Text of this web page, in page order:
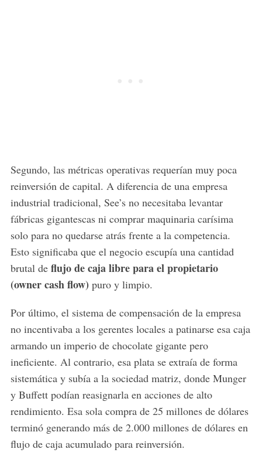
Segundo, las métricas operativas requerían muy poca
reinversión de capital. A diferencia de una empresa
industrial tradicional, See’s no necesitaba levantar
fábricas gigantescas ni comprar maquinaria carísima
solo para no quedarse atrás frente a la competencia.
Esto significaba que el negocio escupía una cantidad
brutal de flujo de caja libre para el propietario
(owner cash flow) puro y limpio.
Por último, el sistema de compensación de la empresa
no incentivaba a los gerentes locales a patinarse esa caja
armando un imperio de chocolate gigante pero
ineficiente. Al contrario, esa plata se extraía de forma
sistemática y subía a la sociedad matriz, donde Munger
y Buffett podían reasignarla en acciones de alto
rendimiento. Esa sola compra de 25 millones de dólares
terminó generando más de 2.000 millones de dólares en
flujo de caja acumulado para reinversión.